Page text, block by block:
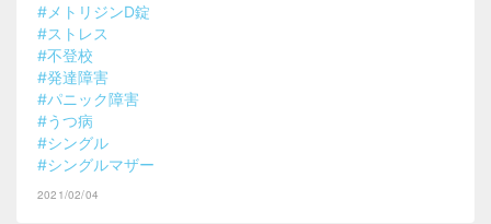
#メトリジンD錠
#ストレス
#不登校
#発達障害
#パニック障害
#うつ病
#シングル
#シングルマザー
2021/02/04